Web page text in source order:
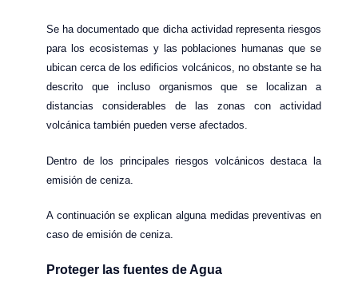
Se ha documentado que dicha actividad representa riesgos
para los ecosistemas y las poblaciones humanas que se
ubican cerca de los edificios volcánicos, no obstante se ha
descrito que incluso organismos que se localizan a
distancias considerables de las zonas con actividad
volcánica también pueden verse afectados.
Dentro de los principales riesgos volcánicos destaca la
emisión de ceniza.
A continuación se explican alguna medidas preventivas en
caso de emisión de ceniza.
Proteger las fuentes de Agua